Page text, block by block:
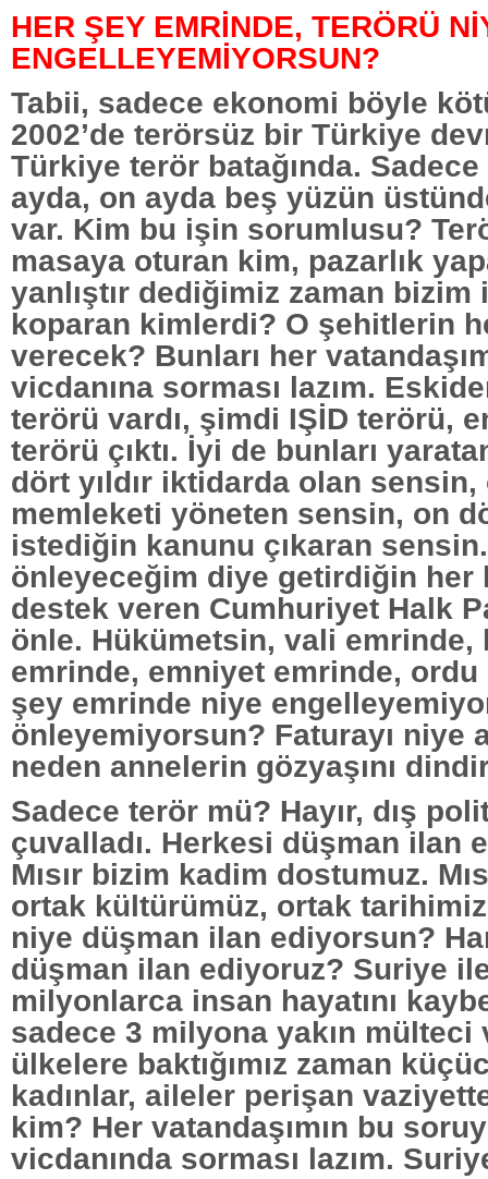
HER ŞEY EMRİNDE, TERÖRÜ
ENGELLEYEMİYORSUN?
Tabii, sadece ekonomi böyle
2002’de terörsüz bir Türkiye
Türkiye terör batağında. Sadece
ayda, on ayda beş yüzün
var. Kim bu işin sorumlusu?
masaya oturan kim, pazarlık
yanlıştır dediğimiz zaman bizim
koparan kimlerdi? O şehitlerin
verecek? Bunları her
vicdanına sorması lazım.
terörü vardı, şimdi IŞİD terörü,
terörü çıktı. İyi de bunları
dört yıldır iktidarda olan sensin,
memleketi yöneten sensin, on
istediğin kanunu çıkaran
önleyeceğim diye getirdiğin her
destek veren Cumhuriyet Halk
önle. Hükümetsin, vali emrinde,
emrinde, emniyet emrinde,
şey emrinde niye
önleyemiyorsun? Faturayı niye
neden annelerin gözyaşını
Sadece terör mü? Hayır, dış
çuvalladı. Herkesi düşman ilan
Mısır bizim kadim dostumuz.
ortak kültürümüz, ortak tarihimiz
niye düşman ilan ediyorsun?
düşman ilan ediyoruz? Suriye
milyonlarca insan hayatını
sadece 3 milyona yakın mülteci
ülkelere baktığımız zaman
kadınlar, aileler perişan
kim? Her vatandaşımın bu
vicdanında sorması lazım.